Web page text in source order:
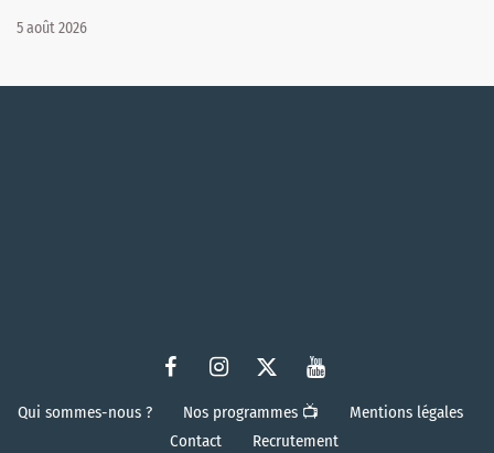
5 août 2026
Qui sommes-nous ? Nos programmes 📺
Mentions légales
Contact
Recrutement